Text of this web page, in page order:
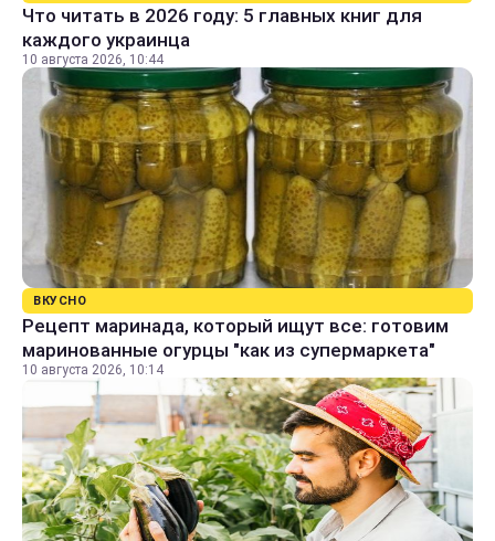
Что читать в 2026 году: 5 главных книг для
каждого украинца
10 августа 2026, 10:44
ВКУСНО
Рецепт маринада, который ищут все: готовим
маринованные огурцы "как из супермаркета"
10 августа 2026, 10:14